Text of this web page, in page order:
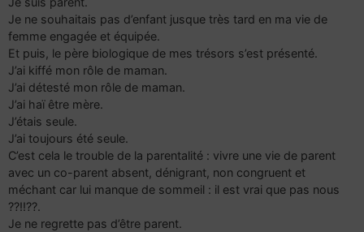
Je ne souhaitais pas d’enfant jusque très tard en ma vie de
femme engagée et équipée.
Et puis, le père biologique de mes trésors s’est présenté.
J’ai kiffé mon rôle de maman.
J’ai détesté mon rôle de maman.
J’ai haï être mère.
J’étais seule.
J’ai toujours été seule.
C’est cela le trouble de la parentalité : vivre une vie de parent
avec un co-parent absent, dénigrant, non congruent et
méchant car lui manque de sommeil : il est vrai que pas nous
??!!??.
Je ne regrette pas d’être parent.